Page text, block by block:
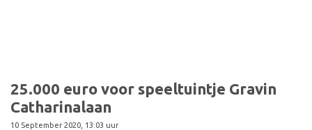
25.000 euro voor speeltuintje Gravin
Catharinalaan
10 September 2020, 13:03 uur